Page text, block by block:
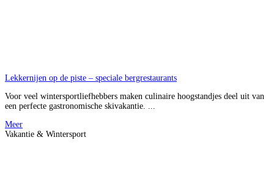
Lekkernijen op de piste – speciale bergrestaurants
Voor veel wintersportliefhebbers maken culinaire hoogstandjes deel uit van
een perfecte gastronomische skivakantie. ...
Meer
Vakantie & Wintersport